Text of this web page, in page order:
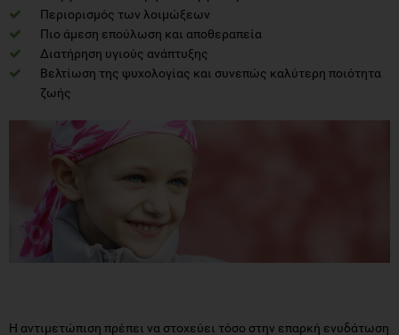
Περιορισμός των λοιμώξεων
Πιο άμεση επούλωση και αποθεραπεία
Διατήρηση υγιούς ανάπτυξης
Βελτίωση της ψυχολογίας και συνεπώς καλύτερη ποιότητα
ζωής
Η αντιμετώπιση πρέπει να στοχεύει τόσο στην επαρκή ενυδάτωση